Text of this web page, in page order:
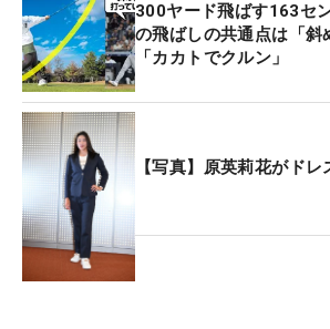
300ヤード飛ばす163セ
の飛ばしの共通点は「斜
「カカトでクルン」
【写真】原英莉花がド